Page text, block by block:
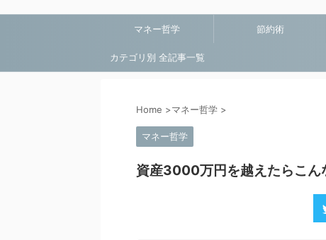
マネー哲学 節約術
カテゴリ別 全記事一覧
Home >マネー哲学 >
マネー哲学
資産3000万円を越えたらこん